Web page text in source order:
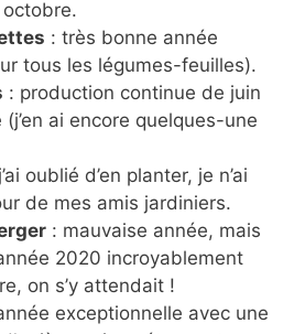
octobre.
: très bonne année
tous les légumes-feuilles).
: production continue de juin
(j’en ai encore quelques-une
oublié d’en planter, je n’ai
de mes amis jardiniers.
: mauvaise année, mais
2020 incroyablement
on s’y attendait !
exceptionnelle avec une